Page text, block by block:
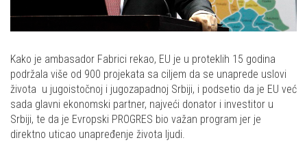
Kako je ambasador Fabrici rekao, EU je u proteklih 15 godina
podržala više od 900 projekata sa ciljem da se unaprede uslovi
života u jugoistočnoj i jugozapadnoj Srbiji, i podsetio da je EU već
sada glavni ekonomski partner, najveći donator i investitor u
Srbiji, te da je Evropski PROGRES bio važan program jer je
direktno uticao unapređenje života ljudi.